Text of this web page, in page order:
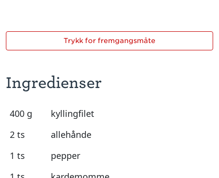
Ingredienser
400 g
kyllingfilet
2 ts
allehånde
1 ts
pepper
Trykk for fremgangsmåte